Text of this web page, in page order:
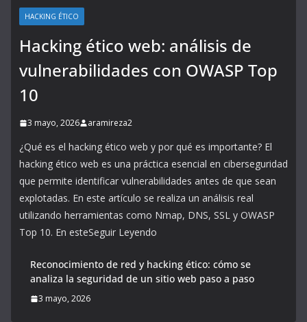
HACKING ÉTICO
Hacking ético web: análisis de
vulnerabilidades con OWASP Top
10
3 mayo, 2026 aramireza2
¿Qué es el hacking ético web y por qué es importante? El
hacking ético web es una práctica esencial en ciberseguridad
que permite identificar vulnerabilidades antes de que sean
explotadas. En este artículo se realiza un análisis real
utilizando herramientas como Nmap, DNS, SSL y OWASP
Top 10. En esteSeguir Leyendo
Reconocimiento de red y hacking ético: cómo se
analiza la seguridad de un sitio web paso a paso
3 mayo, 2026